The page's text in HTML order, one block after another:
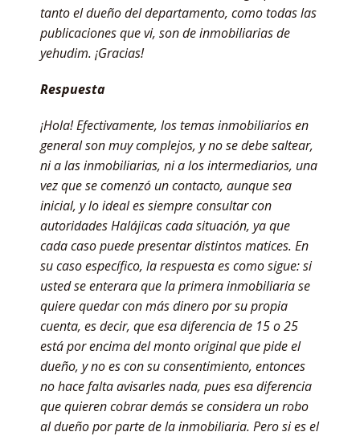
tanto el dueño del departamento, como todas las
publicaciones que vi, son de inmobiliarias de
yehudim. ¡Gracias!
Respuesta
¡Hola! Efectivamente, los temas inmobiliarios en
general son muy complejos, y no se debe saltear,
ni a las inmobiliarias, ni a los intermediarios, una
vez que se comenzó un contacto, aunque sea
inicial, y lo ideal es siempre consultar con
autoridades Halájicas cada situación, ya que
cada caso puede presentar distintos matices. En
su caso específico, la respuesta es como sigue: si
usted se enterara que la primera inmobiliaria se
quiere quedar con más dinero por su propia
cuenta, es decir, que esa diferencia de 15 o 25
está por encima del monto original que pide el
dueño, y no es con su consentimiento, entonces
no hace falta avisarles nada, pues esa diferencia
que quieren cobrar demás se considera un robo
al dueño por parte de la inmobiliaria. Pero si es el